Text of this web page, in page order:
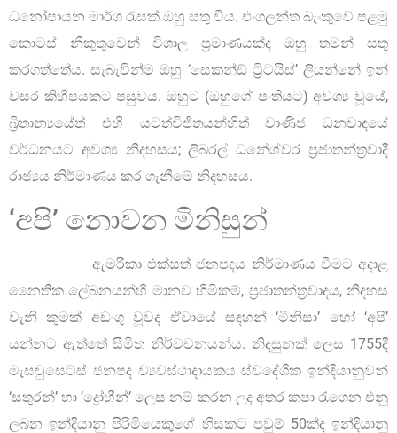
ධනෝපායන මාර්ග රැසක් ඔහු සතු විය. එංගලන්ත බැංකුවේ පළමු
කොටස් නිකුතුවෙන් විශාල ප්‍රමාණයක්ද ඔහු තමන් සතු
කරගත්තේය. සැබැවින්ම ඔහු ‘සෙකන්ඞ් ට්‍රිටයිස්’ ලියන්නේ ඉන්
වසර කිහිපයකට පසුවය. ඔහුට (ඔහුගේ පංතියට) අවශ්‍ය වූයේ,
බ්‍රිතාන්‍යයේත් එහි යටත්විජිතයන්හිත් වාණිජ ධනවාදයේ
වර්ධනයට අවශ්‍ය නිදහසය; ලිබරල් ධනේශ්වර ප්‍රජාතන්ත්‍රවාදී
රාජ්‍යය නිර්මාණය කර ගැනීමේ නිදහසය.
‘අපි’ නොවන මිනිසුන්
ඇමරිකා එක්සත් ජනපදය නිර්මාණය වීමට අදාළ
නෛතික ලේඛනයන්හි මානව හිමිකම්, ප්‍රජාතන්ත්‍රවාදය, නිදහස
වැනි කුමක් අඩංගු වූවද ඒවායේ සඳහන් ‘මිනිසා’ හෝ ‘අපි’
යන්නට ඇත්තේ සීමිත නිර්වචනයන්ය. නිදසුනක් ලෙස 1755දී
මැසචුසෙට්ස් ජනපද ව්‍යවස්ථාදායකය ස්වදේශික ඉන්දියානුවන්
‘සතුරන්’ හා ‘ද්‍රෝහීන්’ ලෙස නම් කරන ලද අතර කපා රැගෙන එනු
ලබන ඉන්දියානු පිරිමියෙකුගේ හිසකට පවුම් 50ක්ද ඉන්දියානු